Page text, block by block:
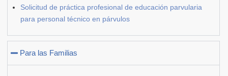
Solicitud de práctica profesional de educación parvularia
para personal técnico en párvulos
Para las Familias